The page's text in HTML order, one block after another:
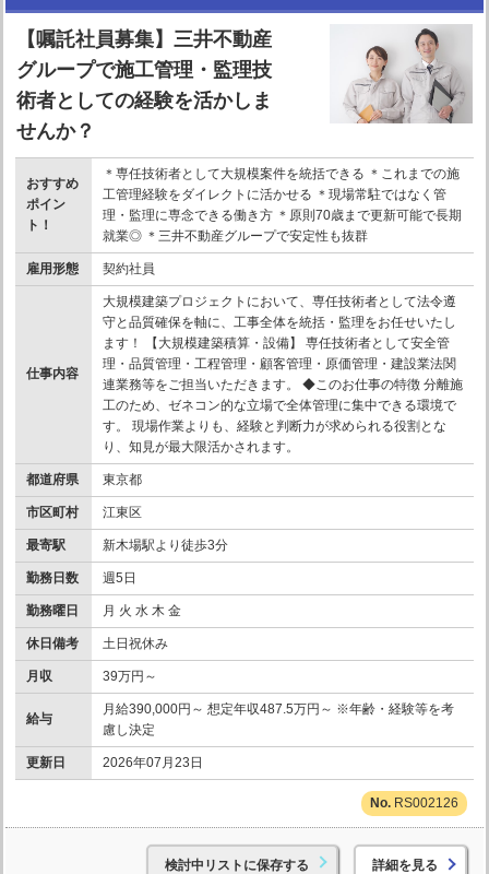
【嘱託社員募集】三井不動産
グループで施工管理・監理技
術者としての経験を活かしま
せんか？
おすすめ
ポイン
ト！
＊専任技術者として大規模案件を統括できる ＊これまでの施
工管理経験をダイレクトに活かせる ＊現場常駐ではなく管
理・監理に専念できる働き方 ＊原則70歳まで更新可能で長期
就業◎ ＊三井不動産グループで安定性も抜群
雇用形態 契約社員
仕事内容
大規模建築プロジェクトにおいて、専任技術者として法令遵
守と品質確保を軸に、工事全体を統括・監理をお任せいたし
ます！ 【大規模建築積算・設備】 専任技術者として安全管
理・品質管理・工程管理・顧客管理・原価管理・建設業法関
連業務等をご担当いただきます。 ◆このお仕事の特徴 分離施
工のため、ゼネコン的な立場で全体管理に集中できる環境で
す。 現場作業よりも、経験と判断力が求められる役割とな
り、知見が最大限活かされます。
都道府県 東京都
市区町村 江東区
最寄駅 新木場駅より徒歩3分
勤務日数 週5日
勤務曜日 月 火 水 木 金
休日備考 土日祝休み
月収 39万円～
給与
月給390,000円～ 想定年収487.5万円～ ※年齢・経験等を考
慮し決定
更新日 2026年07月23日
RS002126
検討中リストに保存する 詳細を見る